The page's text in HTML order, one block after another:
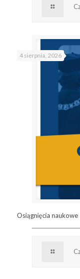
4 sierpnia, 2026
Osiągnięcia naukowe